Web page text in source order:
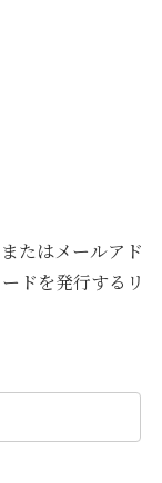
たはメールアド
ドを発行するリ